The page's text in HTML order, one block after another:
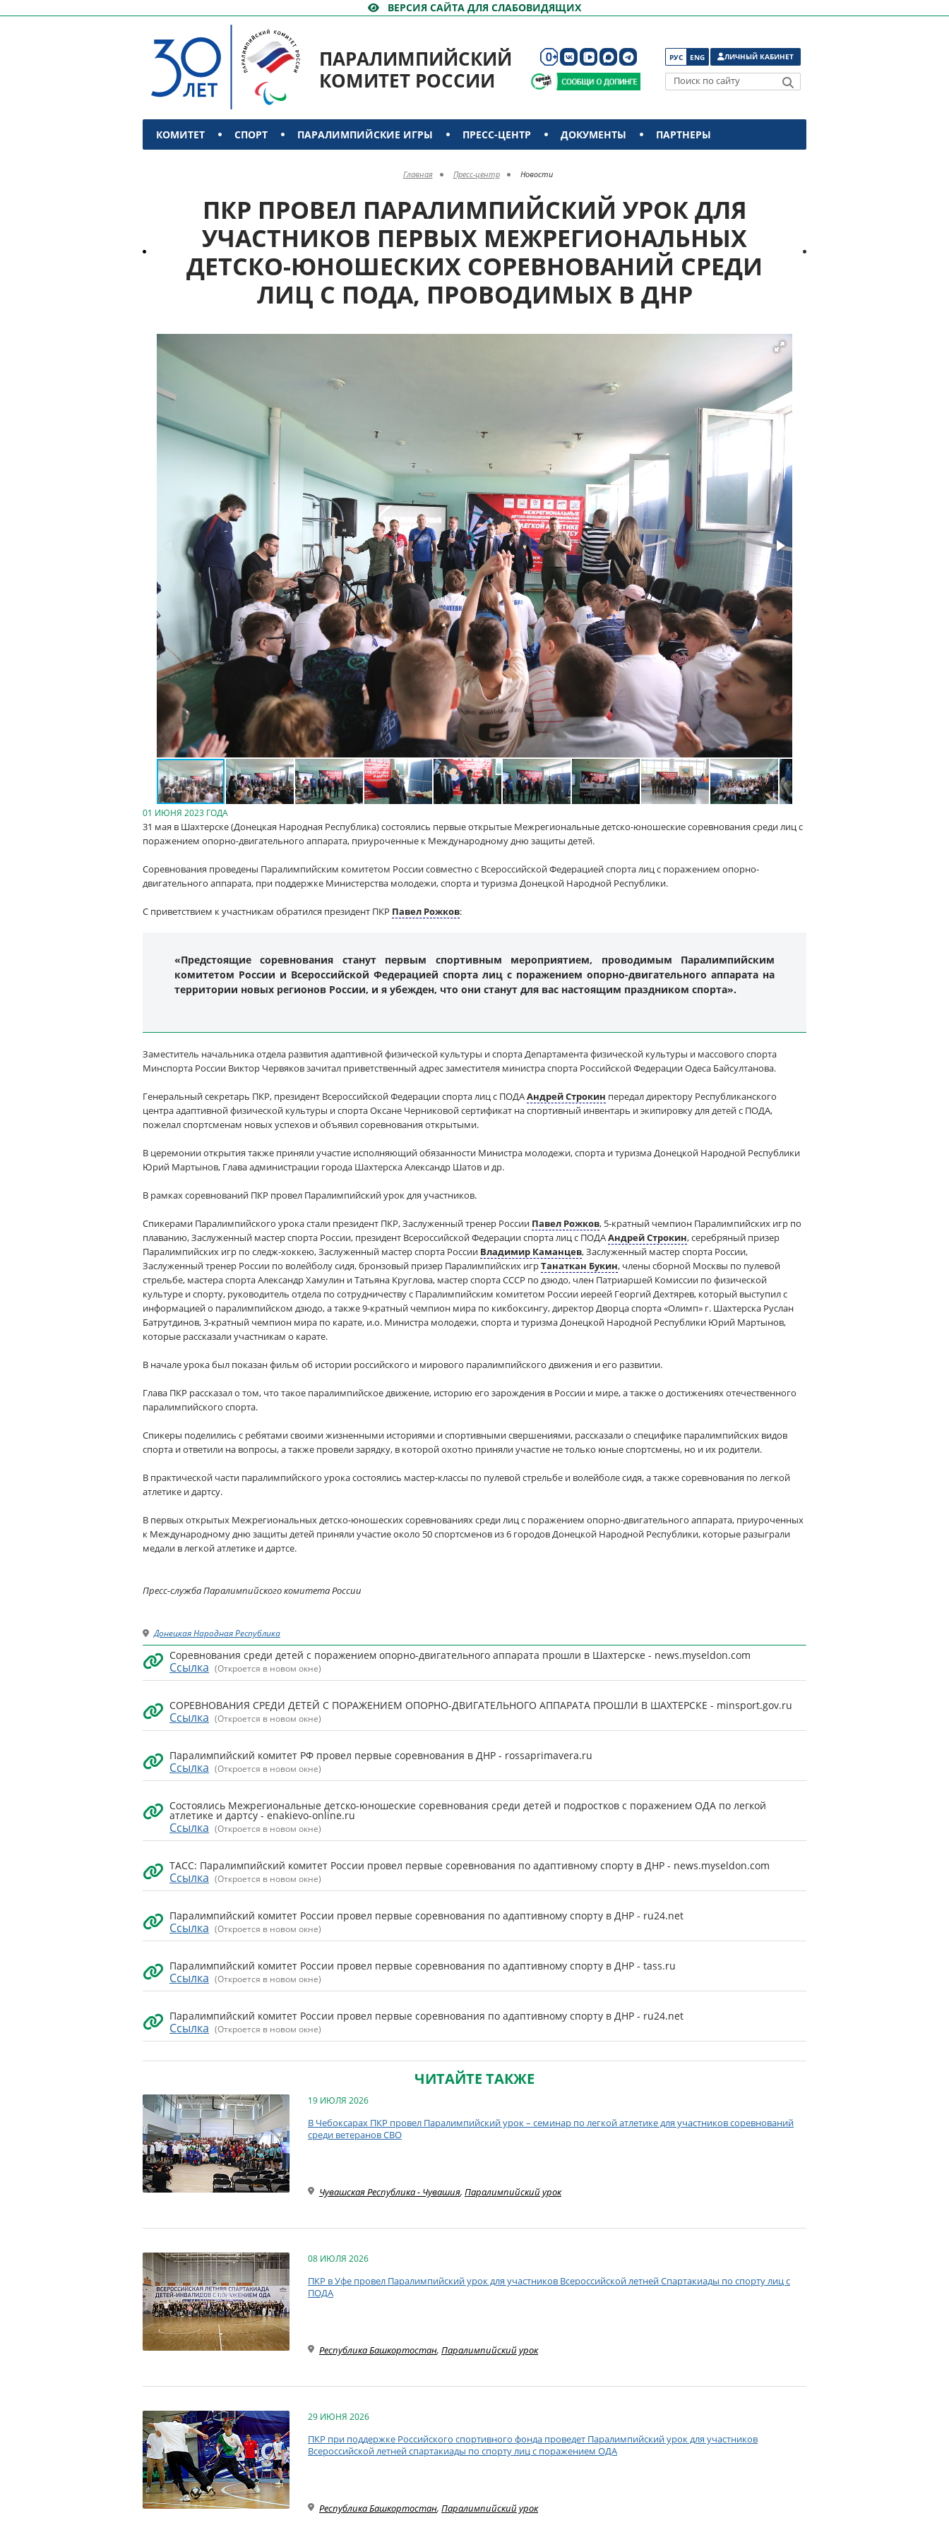
ВЕРСИЯ САЙТА ДЛЯ СЛАБОВИДЯЩИХ
ПАРАЛИМПИЙСКИЙ
КОМИТЕТ РОССИИ
РУС ENG ЛИЧНЫЙ КАБИНЕТ
Поиск по сайту
КОМИТЕТ СПОРТ ПАРАЛИМПИЙСКИЕ ИГРЫ ПРЕСС-ЦЕНТР ДОКУМЕНТЫ ПАРТНЕРЫ
Главная Пресс-центр Новости
ПКР ПРОВЕЛ ПАРАЛИМПИЙСКИЙ УРОК ДЛЯ
УЧАСТНИКОВ ПЕРВЫХ МЕЖРЕГИОНАЛЬНЫХ
ДЕТСКО-ЮНОШЕСКИХ СОРЕВНОВАНИЙ СРЕДИ
ЛИЦ С ПОДА, ПРОВОДИМЫХ В ДНР
01 ИЮНЯ 2023 ГОДА
31 мая в Шахтерске (Донецкая Народная Республика) состоялись первые открытые Межрегиональные детско-юношеские соревнования среди лиц с
поражением опорно-двигательного аппарата, приуроченные к Международному дню защиты детей.
Соревнования проведены Паралимпийским комитетом России совместно с Всероссийской Федерацией спорта лиц с поражением опорно-
двигательного аппарата, при поддержке Министерства молодежи, спорта и туризма Донецкой Народной Республики.
С приветствием к участникам обратился президент ПКР Павел Рожков:
«Предстоящие соревнования станут первым спортивным мероприятием, проводимым Паралимпийским
комитетом России и Всероссийской Федерацией спорта лиц с поражением опорно-двигательного аппарата на
территории новых регионов России, и я убежден, что они станут для вас настоящим праздником спорта».
Заместитель начальника отдела развития адаптивной физической культуры и спорта Департамента физической культуры и массового спорта
Минспорта России Виктор Червяков зачитал приветственный адрес заместителя министра спорта Российской Федерации Одеса Байсултанова.
Генеральный секретарь ПКР, президент Всероссийской Федерации спорта лиц с ПОДААндрей Строкин передал директору Республиканского
центра адаптивной физической культуры и спорта Оксане Черниковой сертификат на спортивный инвентарь и экипировку для детей с ПОДА,
пожелал спортсменам новых успехов и объявил соревнования открытыми.
В церемонии открытия также приняли участие исполняющий обязанности Министра молодежи, спорта и туризма Донецкой Народной Республики
Юрий Мартынов, Глава администрации города Шахтерска Александр Шатов и др.
В рамках соревнований ПКР провел Паралимпийский урок для участников.
Спикерами Паралимпийского урока стали президент ПКР, Заслуженный тренер России Павел Рожков, 5-кратный чемпион Паралимпийских игр по
плаванию, Заслуженный мастер спорта России, президент Всероссийской Федерации спорта лиц с ПОДААндрей Строкин, серебряный призер
Паралимпийских игр по следж-хоккею, Заслуженный мастер спорта России Владимир Каманцев, Заслуженный мастер спорта России,
Заслуженный тренер России по волейболу сидя, бронзовый призер Паралимпийских игрТанаткан Букин, члены сборной Москвы по пулевой
стрельбе, мастера спорта Александр Хамулин и Татьяна Круглова, мастер спорта СССР по дзюдо, член Патриаршей Комиссии по физической
культуре и спорту, руководитель отдела по сотрудничеству с Паралимпийским комитетом России иереей Георгий Дехтярев, который выступил с
информацией о паралимпийском дзюдо, а также 9-кратный чемпион мира по кикбоксингу, директор Дворца спорта «Олимп» г. Шахтерска Руслан
Батрутдинов, 3-кратный чемпион мира по карате, и.о. Министра молодежи, спорта и туризма Донецкой Народной Республики Юрий Мартынов,
которые рассказали участникам о карате.
В начале урока был показан фильм об истории российского и мирового паралимпийского движения и его развитии.
Глава ПКР рассказал о том, что такое паралимпийское движение, историю его зарождения в России и мире, а также о достижениях отечественного
паралимпийского спорта.
Спикеры поделились с ребятами своими жизненными историями и спортивными свершениями, рассказали о специфике паралимпийских видов
спорта и ответили на вопросы, а также провели зарядку, в которой охотно приняли участие не только юные спортсмены, но и их родители.
В практической части паралимпийского урока состоялись мастер-классы по пулевой стрельбе и волейболе сидя, а также соревнования по легкой
атлетике и дартсу.
В первых открытых Межрегиональных детско-юношеских соревнованиях среди лиц с поражением опорно-двигательного аппарата, приуроченных
к Международному дню защиты детей приняли участие около 50 спортсменов из 6 городов Донецкой Народной Республики, которые разыграли
медали в легкой атлетике и дартсе.
Пресс-служба Паралимпийского комитета России
Донецкая Народная Республика
Соревнования среди детей с поражением опорно-двигательного аппарата прошли в Шахтерске - news.myseldon.com
Ссылка (Откроется в новом окне)
СОРЕВНОВАНИЯ СРЕДИ ДЕТЕЙ С ПОРАЖЕНИЕМ ОПОРНО-ДВИГАТЕЛЬНОГО АППАРАТА ПРОШЛИ В ШАХТЕРСКЕ - minsport.gov.ru
Ссылка (Откроется в новом окне)
Паралимпийский комитет РФ провел первые соревнования в ДНР - rossaprimavera.ru
Ссылка (Откроется в новом окне)
Состоялись Межрегиональные детско-юношеские соревнования среди детей и подростков с поражением ОДА по легкой
атлетике и дартсу - enakievo-online.ru
Ссылка (Откроется в новом окне)
ТАСС: Паралимпийский комитет России провел первые соревнования по адаптивному спорту в ДНР - news.myseldon.com
Ссылка (Откроется в новом окне)
Паралимпийский комитет России провел первые соревнования по адаптивному спорту в ДНР - ru24.net
Ссылка (Откроется в новом окне)
Паралимпийский комитет России провел первые соревнования по адаптивному спорту в ДНР - tass.ru
Ссылка (Откроется в новом окне)
Паралимпийский комитет России провел первые соревнования по адаптивному спорту в ДНР - ru24.net
Ссылка (Откроется в новом окне)
ЧИТАЙТЕ ТАКЖЕ
19 ИЮЛЯ 2026
В Чебоксарах ПКР провел Паралимпийский урок – семинар по легкой атлетике для участников соревнований
среди ветеранов СВО
Чувашская Республика - Чувашия, Паралимпийский урок
08 ИЮЛЯ 2026
ПКР в Уфе провел Паралимпийский урок для участников Всероссийской летней Спартакиады по спорту лиц с
ПОДА
Республика Башкортостан, Паралимпийский урок
29 ИЮНЯ 2026
ПКР при поддержке Российского спортивного фонда проведет Паралимпийский урок для участников
Всероссийской летней спартакиады по спорту лиц с поражением ОДА
Республика Башкортостан, Паралимпийский урок